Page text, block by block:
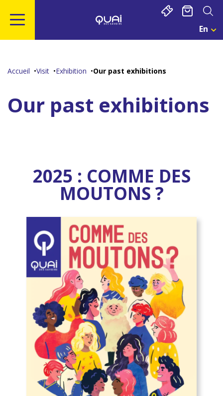
main
navigation
search
Une
En
Accueil Visit Exhibition Our past exhibitions
Our past exhibitions
2025 : COMME DES
MOUTONS ?